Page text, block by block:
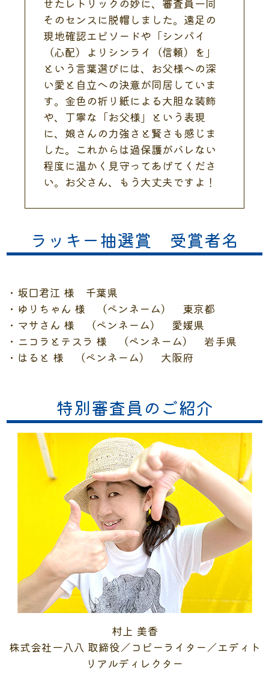
そのセンスに脱帽しました。遠足の
現地確認エピソードや「シンパイ
（心配）よりシンライ（信頼）を」
という言葉選びには、お父様への深
い愛と自立への決意が同居していま
す。金色の折り紙による大胆な装飾
や、丁寧な「お父様」という表現
に、娘さんの力強さと賢さも感じま
した。これからは過保護がバレない
程度に温かく見守ってあげてくださ
い。お父さん、もう大丈夫ですよ！
ラッキー抽選賞 受賞者名
・坂口君江 様 千葉県
・ゆりちゃん 様 （ペンネーム） 東京都
・マサさん 様 （ペンネーム） 愛媛県
・ニコラとテスラ 様 （ペンネーム） 岩手県
・はると 様 （ペンネーム） 大阪府
特別審査員のご紹介
村上 美香
株式会社一八八 取締役／コピーライター／エディト
リアルディレクター